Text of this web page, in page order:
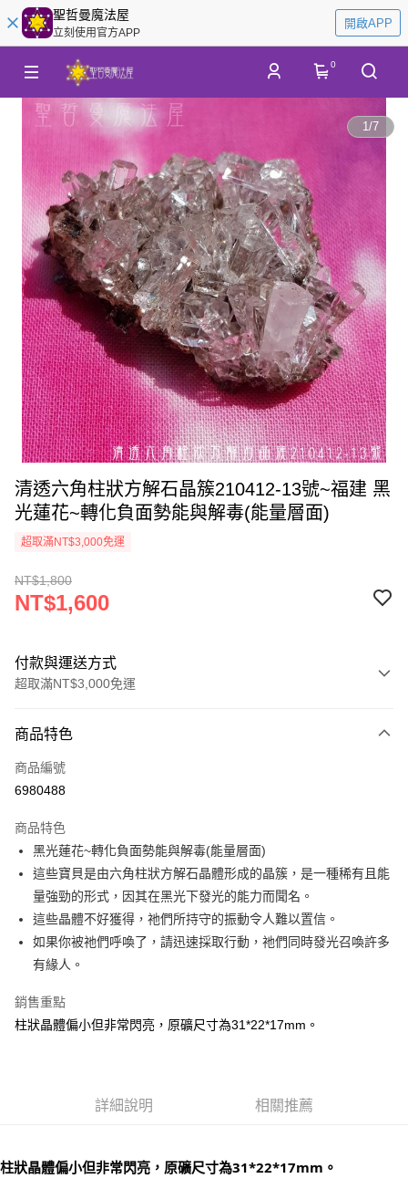
聖哲曼魔法屋
立刻使用官方APP
開啟APP
0
1/7
清透六角柱狀方解石晶簇210412-13號~福建 黑
光蓮花~轉化負面勢能與解毒(能量層面)
超取滿NT$3,000免運
NT$1,800
NT$1,600
付款與運送方式
超取滿NT$3,000免運
信用卡一次付款
超商取貨付款
Apple Pay
街口支付
悠遊付
ATM付款
全家取貨付款
每筆NT$80，滿NT$3,000(含以上)免運費
每筆NT$80，滿NT$3,000(含以上)免運費
商品特色
商品編號
6980488
商品特色
黑光蓮花~轉化負面勢能與解毒(能量層面)
這些寶貝是由六角柱狀方解石晶體形成的晶簇，是一種稀有且能
量強勁的形式，因其在黑光下發光的能力而聞名。
這些晶體不好獲得，祂們所持守的振動令人難以置信。
如果你被祂們呼喚了，請迅速採取行動，祂們同時發光召喚許多
有緣人。
銷售重點
柱狀晶體偏小但非常閃亮，原礦尺寸為31*22*17mm。
詳細說明 相關推薦
柱狀晶體偏小但非常閃亮，原礦尺寸為31*22*17mm。